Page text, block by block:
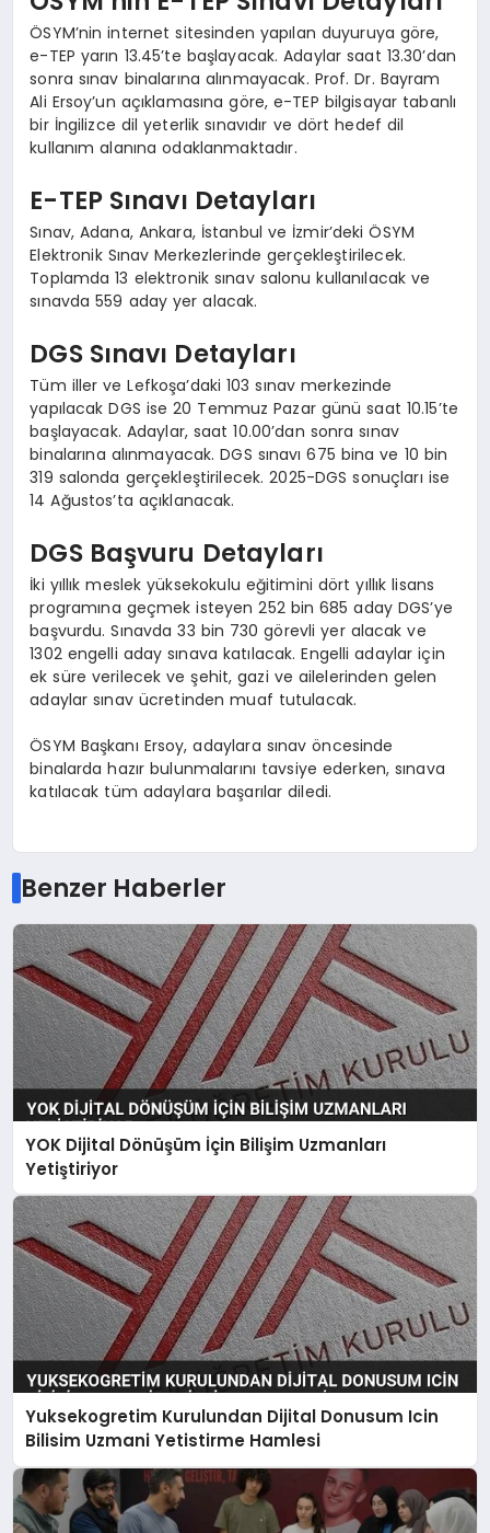
ÖSYM’nin internet sitesinden yapılan duyuruya göre,
e-TEP yarın 13.45’te başlayacak. Adaylar saat 13.30’dan
sonra sınav binalarına alınmayacak. Prof. Dr. Bayram
Ali Ersoy’un açıklamasına göre, e-TEP bilgisayar tabanlı
bir İngilizce dil yeterlik sınavıdır ve dört hedef dil
kullanım alanına odaklanmaktadır.
E-TEP Sınavı Detayları
Sınav, Adana, Ankara, İstanbul ve İzmir’deki ÖSYM
Elektronik Sınav Merkezlerinde gerçekleştirilecek.
Toplamda 13 elektronik sınav salonu kullanılacak ve
sınavda 559 aday yer alacak.
DGS Sınavı Detayları
Tüm iller ve Lefkoşa’daki 103 sınav merkezinde
yapılacak DGS ise 20 Temmuz Pazar günü saat 10.15’te
başlayacak. Adaylar, saat 10.00’dan sonra sınav
binalarına alınmayacak. DGS sınavı 675 bina ve 10 bin
319 salonda gerçekleştirilecek. 2025-DGS sonuçları ise
14 Ağustos’ta açıklanacak.
DGS Başvuru Detayları
İki yıllık meslek yüksekokulu eğitimini dört yıllık lisans
programına geçmek isteyen 252 bin 685 aday DGS’ye
başvurdu. Sınavda 33 bin 730 görevli yer alacak ve
1302 engelli aday sınava katılacak. Engelli adaylar için
ek süre verilecek ve şehit, gazi ve ailelerinden gelen
adaylar sınav ücretinden muaf tutulacak.
ÖSYM Başkanı Ersoy, adaylara sınav öncesinde
binalarda hazır bulunmalarını tavsiye ederken, sınava
katılacak tüm adaylara başarılar diledi.
Benzer Haberler
YOK Dijital Dönüşüm İçin Bilişim Uzmanları
Yetiştiriyor
Yuksekogretim Kurulundan Dijital Donusum Icin
Bilisim Uzmani Yetistirme Hamlesi